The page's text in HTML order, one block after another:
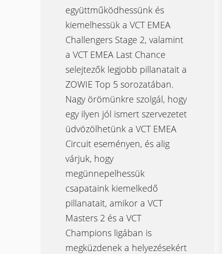
együttműködhessünk és
kiemelhessük a VCT EMEA
Challengers Stage 2, valamint
a VCT EMEA Last Chance
selejtezők legjobb pillanatait a
ZOWIE Top 5 sorozatában.
Nagy örömünkre szolgál, hogy
egy ilyen jól ismert szervezetet
üdvözölhetünk a VCT EMEA
Circuit eseményen, és alig
várjuk, hogy
megünnepelhessük
csapataink kiemelkedő
pillanatait, amikor a VCT
Masters 2 és a VCT
Champions ligában is
megküzdenek a helyezésekért